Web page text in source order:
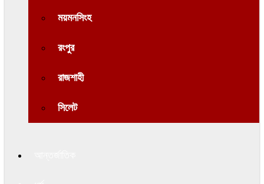
ময়মনসিংহ
রংপুর
রাজশাহী
সিলেট